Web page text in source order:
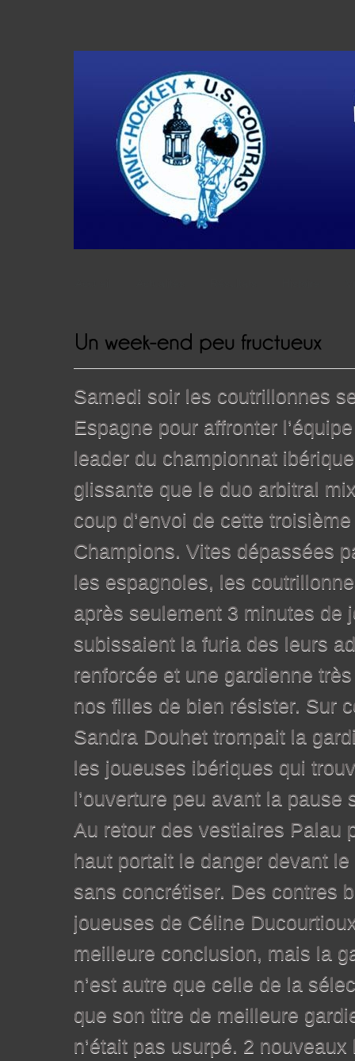
Samedi soir les coutrillonnes
Espagne pour affronter
leader du championnat
glissante que le duo arbitral
coup d’envoi de cette
Champions. Vites dépassées
les espagnoles, les
après seulement 3 minutes de
subissaient la furia des leurs
renforcée et une gardienne
nos filles de bien résister. Sur
Sandra Douhet trompait la
les joueuses ibériques qui
l’ouverture peu avant la pause
Au retour des vestiaires Palau
haut portait le danger devant
sans concrétiser. Des contres
joueuses de Céline
meilleure conclusion, mais la
n’est autre que celle de la
que son titre de meilleure
n’était pas usurpé. 2